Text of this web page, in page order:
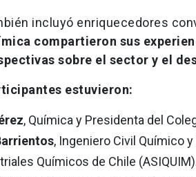
incluyó enriquecedores
compartieron sus
sobre el sector y el
estuvieron:
, Química y Presidenta del
, Ingeniero Civil Químico
Químicos de Chile